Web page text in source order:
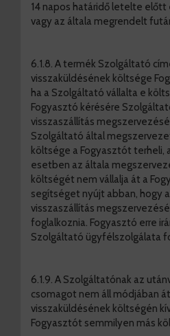
14 napos határidő letelte előtt
vagy az általa megrendelt
6.1.8. A termék Szolgáltató
visszaküldésének költsége
ha a Szolgáltató vállalta e
Fogyasztó kérésére
visszaszállítás
Szolgáltató által
költsége a Fogyasztót terheli,
esetben az általa
költségét nem vállalja át a
segítséget nyújt abban, hogy
visszaszállítás
foglalkoznia. Fogyasztó erre
Szolgáltató ügyfélszolgálata
6.1.9. A Szolgáltatónak az
csomagot nem áll módjában
visszaküldésének költségén
Fogyasztót semmilyen más